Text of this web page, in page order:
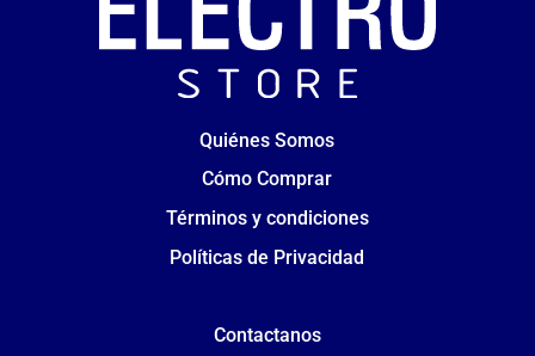
Quiénes Somos
Cómo Comprar
Términos y condiciones
Políticas de Privacidad
Contactanos